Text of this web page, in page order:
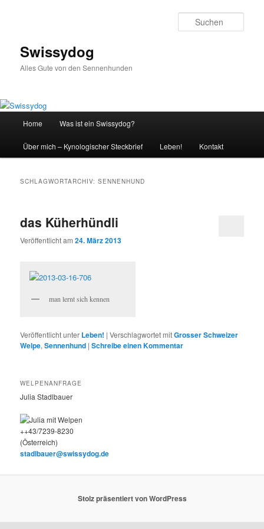
Swissydog
Alles Gute von den Sennenhunden
Home Was ist ein Swissydog?
Über mich – Kynologischer Steckbrief Leben! Kontakt
SCHLAGWORTARCHIV:SENNENHUND
das Küherhündli
Veröffentlicht am24. März 2013
man lernt sich kennen
Veröffentlicht unter Leben! |Verschlagwortet mitGrosser Schweizer
Welpe,Sennenhund |Schreibe einen Kommentar
WELPENANFRAGE
Julia Stadlbauer
++43/7239-8230
(Österreich)
stadlbauer@swissydog.de
Stolz präsentiert von WordPress